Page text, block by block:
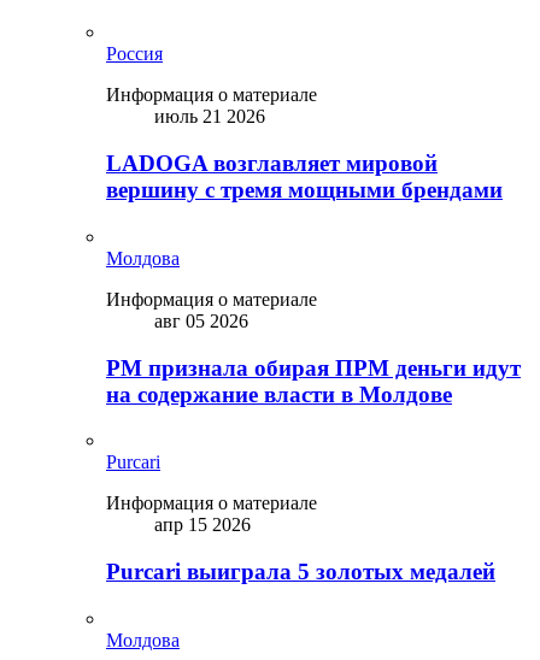
Россия
Информация о материале
июль 21 2026
LADOGA возглавляет мировой
вершину с тремя мощными брендами
Молдова
Информация о материале
авг 05 2026
PM признала обирая ПРМ деньги идут
на содержание власти в Молдове
Purcari
Информация о материале
апр 15 2026
Purcari выиграла 5 золотых медалей
Молдова